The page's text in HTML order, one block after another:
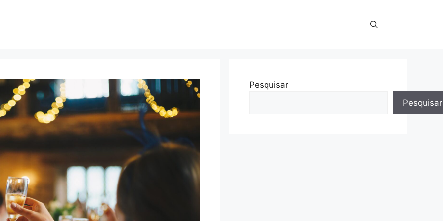
Pesquisar
Pesquisar